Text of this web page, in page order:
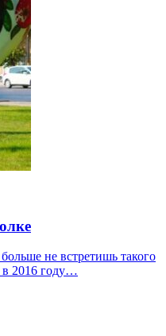
не встретишь такого
в 2016 году…